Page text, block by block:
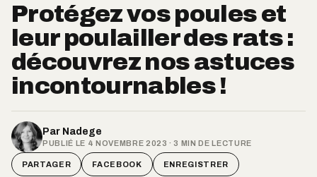
Protégez vos poules et
leur poulailler des rats :
découvrez nos astuces
incontournables !
Par Nadege
PUBLIÉ LE 4 NOVEMBRE 2023 · 3 MIN DE LECTURE
PARTAGER FACEBOOK ENREGISTRER